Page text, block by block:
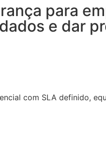
para
e dar
com SLA definido,